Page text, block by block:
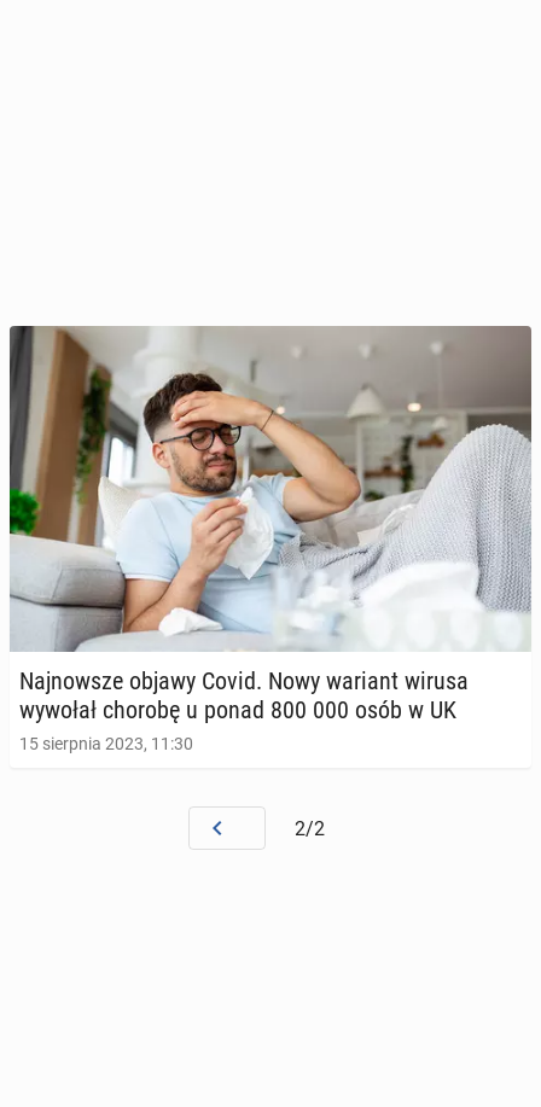
Naj­now­sze objawy Covid. Nowy wariant wirusa
wywołał chorobę u ponad 800 000 osób w UK
15 sierpnia 2023, 11:30
2/2